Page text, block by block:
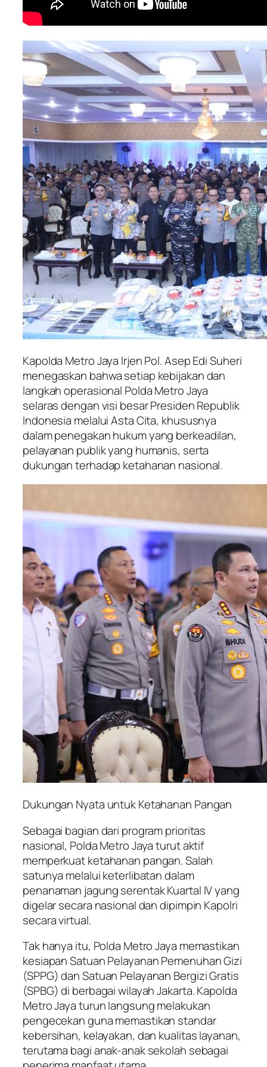
Kapolda Metro Jaya Irjen Pol. Asep Edi Suheri
menegaskan bahwa setiap kebijakan dan
langkah operasional Polda Metro Jaya
selaras dengan visi besar Presiden Republik
Indonesia melalui Asta Cita, khususnya
dalam penegakan hukum yang berkeadilan,
pelayanan publik yang humanis, serta
dukungan terhadap ketahanan nasional.
Dukungan Nyata untuk Ketahanan Pangan
Sebagai bagian dari program prioritas
nasional, Polda Metro Jaya turut aktif
memperkuat ketahanan pangan. Salah
satunya melalui keterlibatan dalam
penanaman jagung serentak Kuartal IV yang
digelar secara nasional dan dipimpin Kapolri
secara virtual.
Tak hanya itu, Polda Metro Jaya memastikan
kesiapan Satuan Pelayanan Pemenuhan Gizi
(SPPG) dan Satuan Pelayanan Bergizi Gratis
(SPBG) di berbagai wilayah Jakarta. Kapolda
Metro Jaya turun langsung melakukan
pengecekan guna memastikan standar
kebersihan, kelayakan, dan kualitas layanan,
terutama bagi anak-anak sekolah sebagai